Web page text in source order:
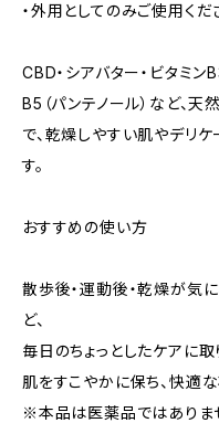
・外用としてのみご使用くだ
CBD・シアバター・ビタミン
B5（パンテノール）など、
で、乾燥しやすい肌やデリ
す。
おすすめの使い方
散歩後・運動後・乾燥が気
ど、
毎日のちょっとしたケアに取
肌をすこやかに保ち、快適
※本品は医薬品ではありま